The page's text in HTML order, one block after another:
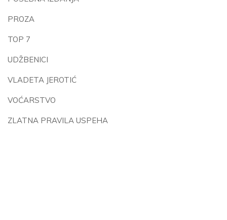
PROZA
TOP 7
UDŽBENICI
VLADETA JEROTIĆ
VOĆARSTVO
ZLATNA PRAVILA USPEHA